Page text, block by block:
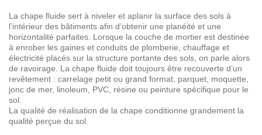
La chape fluide sert à niveler et aplanir la surface des sols à
l’intérieur des bâtiments afin d’obtenir une planéité et une
horizontalité parfaites. Lorsque la couche de mortier est destinée
à enrober les gaines et conduits de plomberie, chauffage et
électricité placés sur la structure portante des sols, on parle alors
de ravoirage. La chape fluide doit toujours être recouverte d’un
revêtement : carrelage petit ou grand format, parquet, moquette,
jonc de mer, linoleum, PVC, résine ou peinture spécifique pour le
sol.
La qualité de réalisation de la chape conditionne grandement la
qualité perçue du sol.